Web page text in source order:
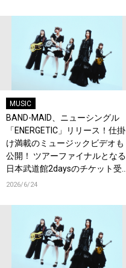
MUSIC
BAND-MAID、ニューシングル
「ENERGETIC」リリース！仕掛
け満載のミュージックビデオも
公開！ ツアーファイナルとなる
日本武道館2daysのチケット受
付もスタート！
2026/6/24